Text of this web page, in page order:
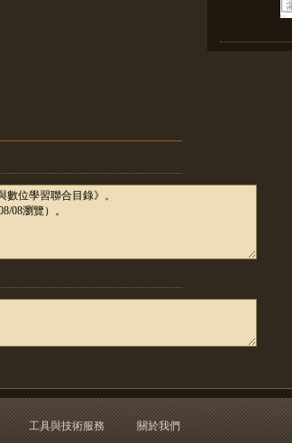
工具與技術服務 關於我們